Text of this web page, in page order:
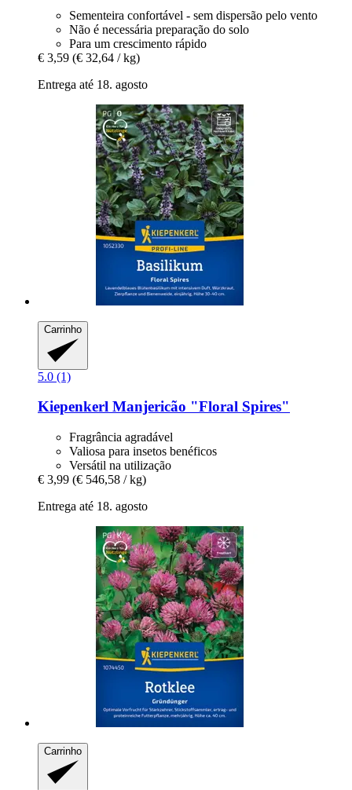
Sementeira confortável - sem dispersão pelo vento
Não é necessária preparação do solo
Para um crescimento rápido
€ 3,59 (€ 32,64 / kg)
Entrega até 18. agosto
Carrinho
5.0 (1)
Kiepenkerl Manjericão "Floral Spires"
Fragrância agradável
Valiosa para insetos benéficos
Versátil na utilização
€ 3,99 (€ 546,58 / kg)
Entrega até 18. agosto
Carrinho